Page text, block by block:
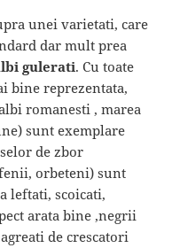
unei varietati, care
dar mult prea
gulerati. Cu toate
bine reprezentata,
romanesti , marea
sunt exemplare
de zbor
orbeteni) sunt
leftati, scoicati,
arata bine ,negrii
de crescatori